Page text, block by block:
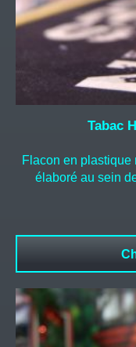
Tabac
Flacon en
élaboré au sein
du
produit